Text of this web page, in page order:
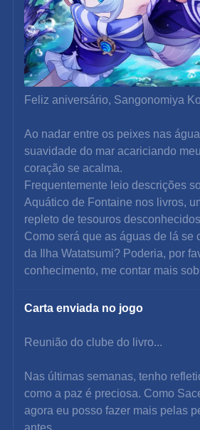
Feliz aniversário, Sangonomiya
Ao nadar entre os peixes nas
suavidade do mar acariciando
coração se acalma.
Frequentemente leio descrições
Aquático de Fontaine nos livros,
repleto de tesouros
Como será que as águas de lá se
da Ilha Watatsumi? Poderia, por
conhecimento, me contar mais
Carta enviada no jogo
Reunião do clube do livro...
Nas últimas semanas, tenho
como a paz é preciosa. Como
agora eu posso fazer mais pelas
antes.